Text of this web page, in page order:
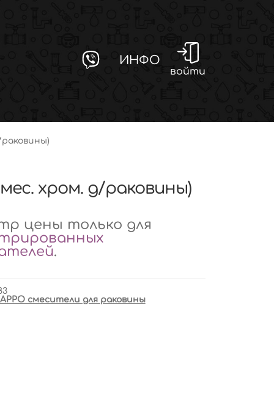
ИНФО
войти
раковины)
хром. д/раковины)
цены только для
.
смесители для раковины